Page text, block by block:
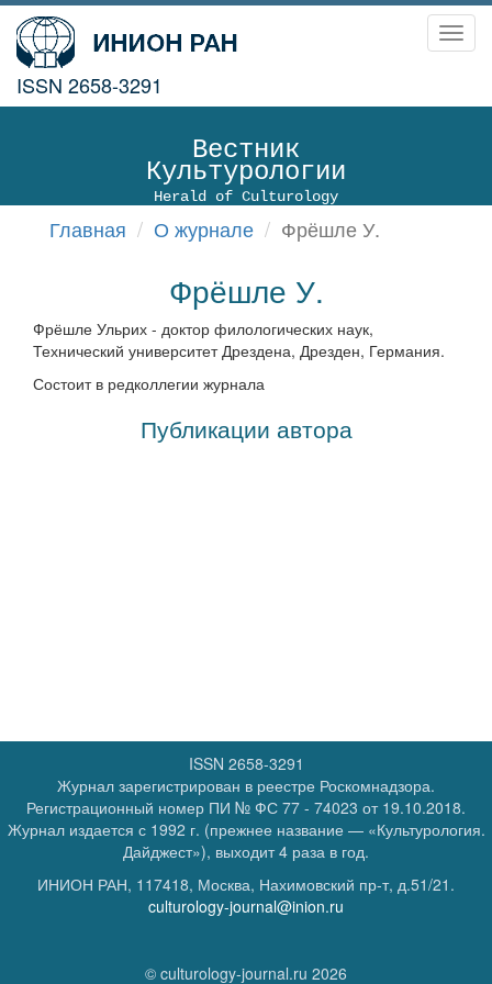
ISSN 2658-3291
Вестник
Культурологии
Herald of Culturology
Главная О журнале Фрёшле У.
Фрёшле У.
Фрёшле Ульрих - доктор филологических наук,
Технический университет Дрездена, Дрезден, Германия.
Состоит в редколлегии журнала
Публикации автора
ISSN 2658-3291
Журнал зарегистрирован в реестре Роскомнадзора.
Регистрационный номер ПИ № ФС 77 - 74023 от 19.10.2018.
Журнал издается с 1992 г. (прежнее название — «Культурология.
Дайджест»), выходит 4 раза в год.
ИНИОН РАН, 117418, Москва, Нахимовский пр-т, д.51/21.
culturology-journal@inion.ru
© culturology-journal.ru 2026